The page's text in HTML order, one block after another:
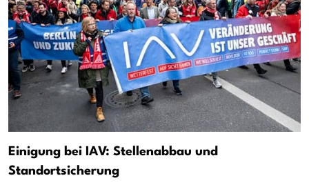
Einigung bei IAV: Stellenabbau und
Standortsicherung